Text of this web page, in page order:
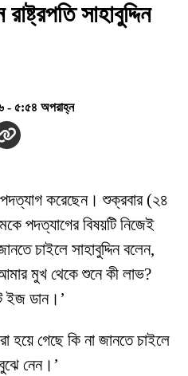
সাহাবুদ্দিন
- ৫:৫৪ অপরাহ্ন
পদত্যাগ করেছেন। শুক্রবার (২৪
পদত্যাগের বিষয়টি নিজেই
চাইলে সাহাবুদ্দিন বলেন,
মুখ থেকে শুনে কী লাভ?
ডান।’
হয়ে গেছে কি না জানতে চাইলে
নেন।’